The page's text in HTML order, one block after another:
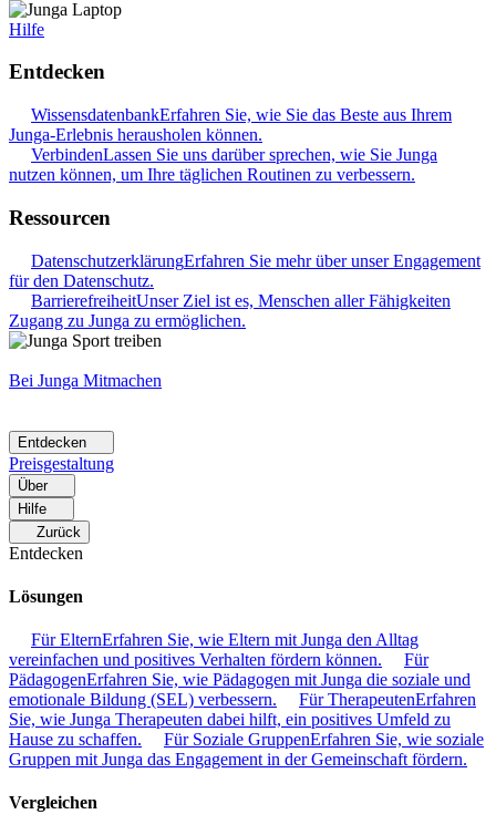
Hilfe
Entdecken
WissensdatenbankErfahren Sie, wie Sie das Beste aus Ihrem
Junga-Erlebnis herausholen können.
VerbindenLassen Sie uns darüber sprechen, wie Sie Junga
nutzen können, um Ihre täglichen Routinen zu verbessern.
Ressourcen
DatenschutzerklärungErfahren Sie mehr über unser Engagement
für den Datenschutz.
BarrierefreiheitUnser Ziel ist es, Menschen aller Fähigkeiten
Zugang zu Junga zu ermöglichen.
Bei Junga Mitmachen
Entdecken
Preisgestaltung
Über
Hilfe
Zurück
Entdecken
Lösungen
Für ElternErfahren Sie, wie Eltern mit Junga den Alltag
vereinfachen und positives Verhalten fördern können.
Für
PädagogenErfahren Sie, wie Pädagogen mit Junga die soziale und
emotionale Bildung (SEL) verbessern.
Für TherapeutenErfahren
Sie, wie Junga Therapeuten dabei hilft, ein positives Umfeld zu
Hause zu schaffen.
Für Soziale GruppenErfahren Sie, wie soziale
Gruppen mit Junga das Engagement in der Gemeinschaft fördern.
Vergleichen